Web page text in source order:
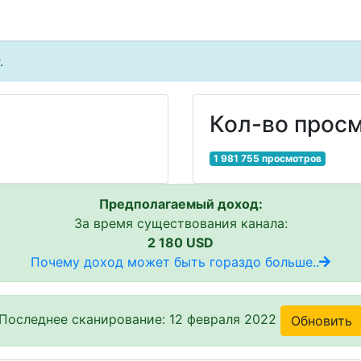
Кол-во
1 981 755 просмотров
Предполагаемый доход:
За время существования канала:
2 180 USD
Почему доход может быть гораздо больше..
сканирование: 12 февраля 2022 Обновить